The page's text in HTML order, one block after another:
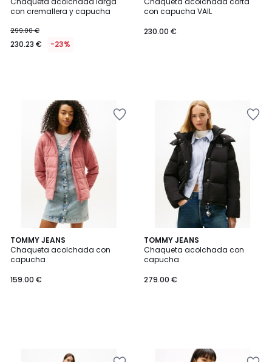
con cremallera y capucha
299.00 €
230.23 € -23%
con capucha VAIL
230.00 €
TOMMY JEANS
Chaqueta acolchada con
capucha
159.00 €
TOMMY JEANS
Chaqueta acolchada con
capucha
279.00 €